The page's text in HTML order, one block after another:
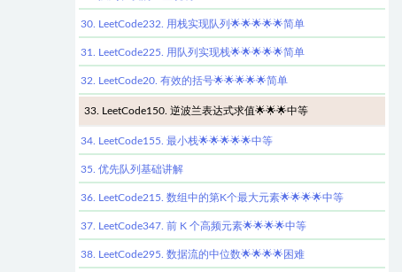
30. LeetCode232. 用栈实现队列🌟🌟🌟🌟🌟简单
31. LeetCode225. 用队列实现栈🌟🌟🌟🌟🌟简单
32. LeetCode20. 有效的括号🌟🌟🌟🌟🌟简单
33. LeetCode150. 逆波兰表达式求值🌟🌟🌟中等
34. LeetCode155. 最小栈🌟🌟🌟🌟🌟中等
35. 优先队列基础讲解
36. LeetCode215. 数组中的第K个最大元素🌟🌟🌟🌟中等
37. LeetCode347. 前 K 个高频元素🌟🌟🌟🌟中等
38. LeetCode295. 数据流的中位数🌟🌟🌟🌟困难